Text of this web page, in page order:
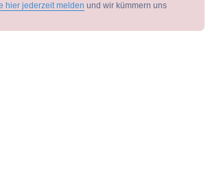
hier jederzeit melden und wir kümmern uns